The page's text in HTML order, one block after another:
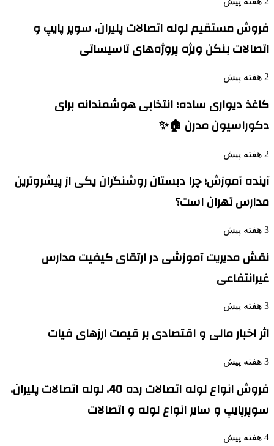
فروش مستقیم لوله اتصالات پلیران، سوپر پایپ و
اتصالات بنکن ویژه پروژه‌های تاسیساتی
2 هفته پیش
کاغذ دیواری ساده؛ انتخابی هوشمندانه برای
دکوراسیون مدرن 🏠✨
2 هفته پیش
آینده آموزش؛ چرا دبستان روشنگران یکی از پیشروترین
مدارس تهران است؟
3 هفته پیش
نقش مدیریت آموزشی در ارتقای کیفیت مدارس
غیرانتفاعی
3 هفته پیش
اثر اخبار مالی و اقتصادی بر قیمت ارزهای فیات
3 هفته پیش
فروش انواع لوله اتصالات رده 40، لوله اتصالات پلیران،
سوپرپایپ و سایر انواع لوله و اتصالات
4 هفته پیش